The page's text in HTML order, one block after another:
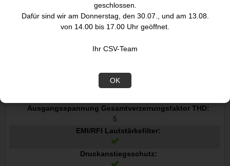
geschlossen.
Dafür sind wir am Donnerstag, den 30.07., und am 13.08.
von 14.00 bis 17.00 Uhr geöffnet.
Ihr CSV-Team
OK
95
Eingangs-Leistungsfaktor:
0,99
0,9
Notstrom Aus EPO:
Ausgangsspannung Gesamtverzerrungsfaktor THD:
5
EMI/RFI Lautstärkefilter:
Druckanstiegsschutz: